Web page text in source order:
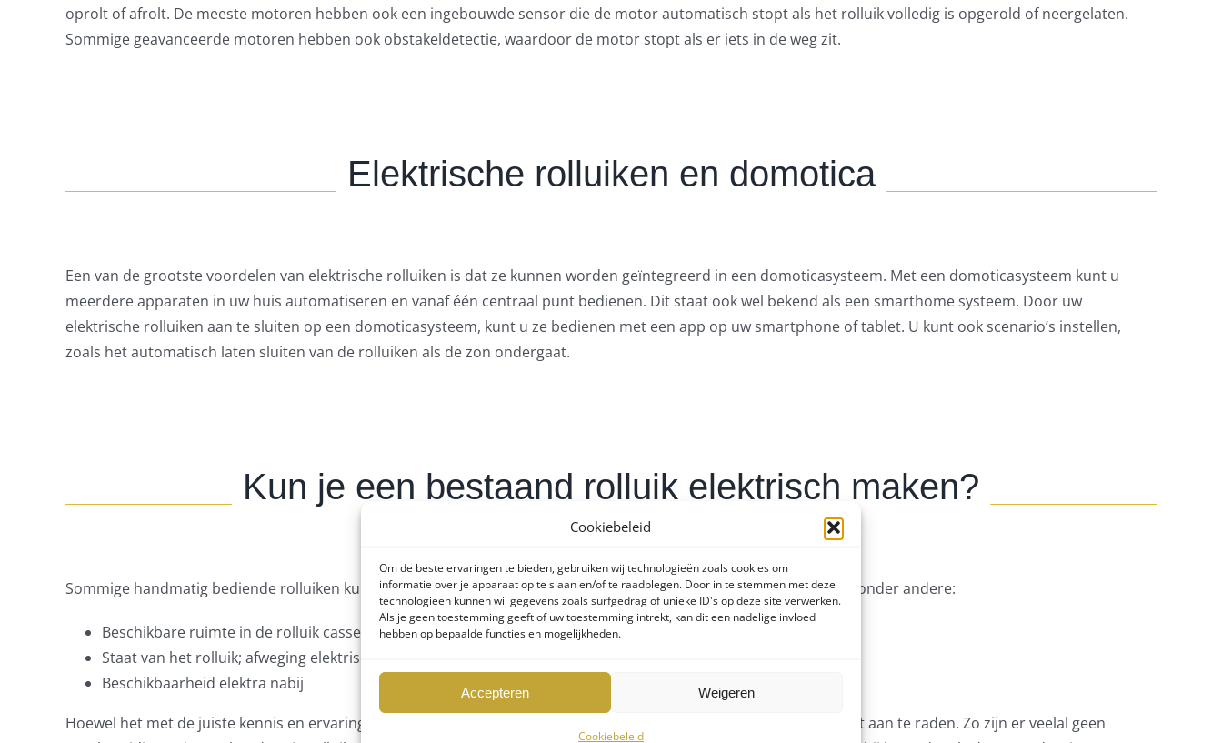
Cookiebeleid
Om de beste ervaringen te bieden, gebruiken wij technologieën zoals cookies om
informatie over je apparaat op te slaan en/of te raadplegen. Door in te stemmen met deze
technologieën kunnen wij gegevens zoals surfgedrag of unieke ID's op deze site verwerken.
Als je geen toestemming geeft of uw toestemming intrekt, kan dit een nadelige invloed
hebben op bepaalde functies en mogelijkheden.
Accepteren Weigeren
Cookiebeleid
oprolt of afrolt. De meeste motoren hebben ook een ingebouwde sensor die de motor automatisch stopt als het rolluik volledig is opgerold of neergelaten.
Sommige geavanceerde motoren hebben ook obstakeldetectie, waardoor de motor stopt als er iets in de weg zit.
Elektrische rolluiken en domotica
Een van de grootste voordelen van elektrische rolluiken is dat ze kunnen worden geïntegreerd in een domoticasysteem. Met een domoticasysteem kunt u
meerdere apparaten in uw huis automatiseren en vanaf één centraal punt bedienen. Dit staat ook wel bekend als een smarthome systeem. Door uw
elektrische rolluiken aan te sluiten op een domoticasysteem, kunt u ze bedienen met een app op uw smartphone of tablet. U kunt ook scenario’s instellen,
zoals het automatisch laten sluiten van de rolluiken als de zon ondergaat.
Kun je een bestaand rolluik elektrisch maken?
Sommige handmatig bediende rolluiken kunnen elektrisch gemaakt worden. Dat gezegd zijn er overwegingen zoals onder andere:
Beschikbare ruimte in de rolluik cassette
Staat van het rolluik; afweging elektrisch maken of vervangen door nieuw elektrisch
Beschikbaarheid elektra nabij
Hoewel het met de juiste kennis en ervaring wellicht mogelijk is deze ‘upgrade’ zelf te doen, is dit voor de meeste niet aan te raden. Zo zijn er veelal geen